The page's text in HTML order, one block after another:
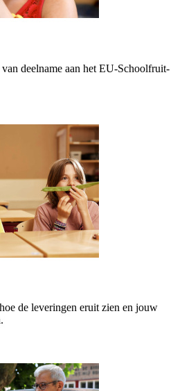
deelname aan het EU-Schoolfruit-
de leveringen eruit zien en jouw